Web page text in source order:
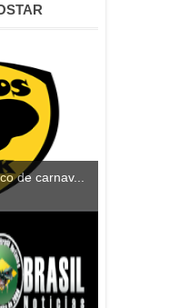
de carnav...